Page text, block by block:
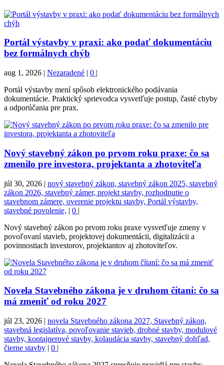
Portál výstavby v praxi: ako podať dokumentáciu
bez formálnych chýb
aug 1, 2026 | Nezaradené | 0 |
Portál výstavby mení spôsob elektronického podávania
dokumentácie. Praktický sprievodca vysvetľuje postup, časté chyby
a odporúčania pre prax.
Nový stavebný zákon po prvom roku praxe: čo sa
zmenilo pre investora, projektanta a zhotoviteľa
júl 30, 2026 | nový stavebný zákon, stavebný zákon 2025, stavebný
zákon 2026, stavebný zámer, projekt stavby, rozhodnutie o
stavebnom zámere, overenie projektu stavby, Portál výstavby,
stavebné povolenie, | 0 |
Nový stavebný zákon po prvom roku praxe vysvetľuje zmeny v
povoľovaní stavieb, projektovej dokumentácii, digitalizácii a
povinnostiach investorov, projektantov aj zhotoviteľov.
Novela Stavebného zákona je v druhom čítaní: čo sa
má zmeniť od roku 2027
júl 23, 2026 | novela Stavebného zákona 2027, Stavebný zákon,
stavebná legislatíva, povoľovanie stavieb, drobné stavby, modulové
stavby, kontajnerové stavby, kolaudácia stavby, stavebný dohľad,
čierne stavby | 0 |